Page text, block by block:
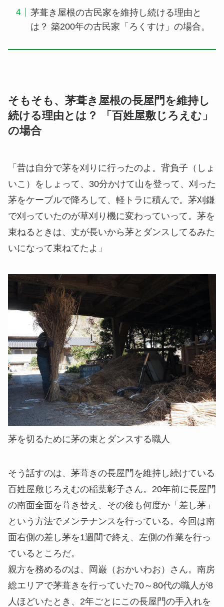
茅葺き屋根の古民家を維持し続ける理由と
は？ 築200年の古民家「ろくすけ」の場合。
そもそも、茅葺き屋根の長屋門を維持し
続ける理由とは？ 「百姓屋敷じろえむ」
の場合
「昔は自分で茅を刈りに行ったのよ。背負子（しょ
いこ）をしょって、30分かけて山を登って、刈った
茅をケーブルで降ろして、軽トラに積んで。茅刈鎌
で刈っていたのが草刈り機に変わっていって。茅を
束ねるときは、丈が長いから茅とダンスしてるみた
いになって束ねてたよ」
茅を切るために茅の束とダンスする職人
そう話すのは、茅葺きの長屋門を維持し続けている
百姓屋敷じろえむの稲葉彰子さん。20年前に長屋門
の南面全面を葺き替え、その後も何度か「差し茅」
という方法でメンテナンスを行っている。今回は南
面右側の差し茅を1週間で終え、左側の作業を行っ
ているところだ。
親方を務めるのは、岡巌（おかいわお）さん。南房
総エリアで茅葺きを行っていた70～80代の職人が8
人ほどいたとき、2年ごとにこの長屋門の手入れを